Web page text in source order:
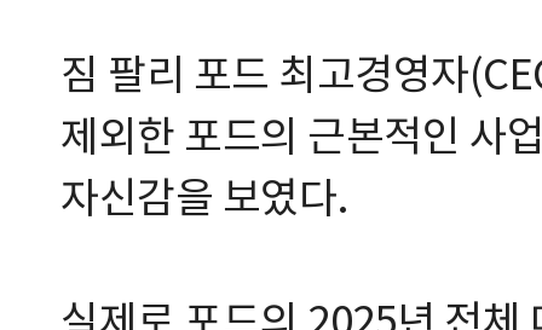
짐 팔리 포드 최고경영자
제외한 포드의 근본적인 사
자신감을 보였다.